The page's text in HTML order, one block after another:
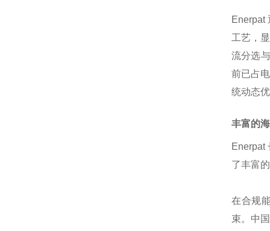
Enerpat
工艺，
流分选
前已占
统动态
丰富的
Enerpat
了丰富
在合规
束。中